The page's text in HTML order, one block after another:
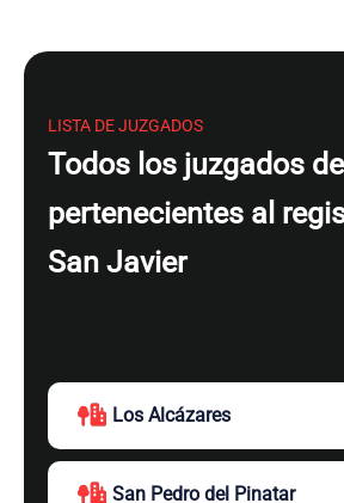
LISTA DE JUZGADOS
Todos los juzgados
pertenecientes al
San Javier
Los Alcázares
San Pedro del Pinatar